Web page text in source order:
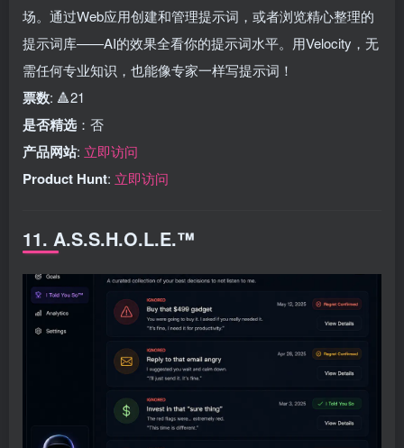
场。通过Web应用创建和管理提示词，或者浏览精心整理的
提示词库——AI的效果全看你的提示词水平。用Velocity，无
需任何专业知识，也能像专家一样写提示词！
票数: 🔺21
是否精选 ：否
产品网站: 立即访问
Product Hunt: 立即访问
11. A.S.S.H.O.L.E.™